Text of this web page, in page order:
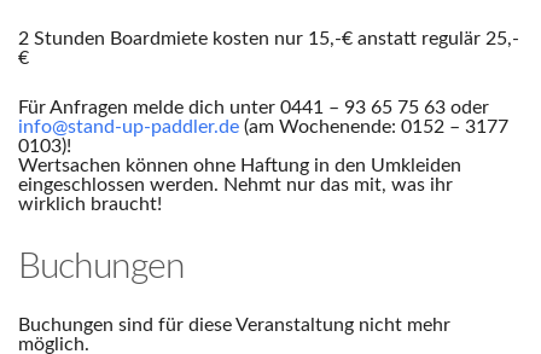
2 Stunden Boardmiete kosten nur 15,-€ anstatt regulär 25,-
€
Für Anfragen melde dich unter 0441 – 93 65 75 63 oder
info@stand-up-paddler.de (am Wochenende: 0152 – 3177
0103)!
Wertsachen können ohne Haftung in den Umkleiden
eingeschlossen werden. Nehmt nur das mit, was ihr
wirklich braucht!
Buchungen
Buchungen sind für diese Veranstaltung nicht mehr
möglich.